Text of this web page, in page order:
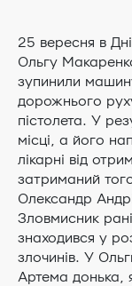
25 вересня в
Ольгу
зупинили
дорожнього
пістолета. У
місці, а його
лікарні від
затриманий
Олександр
Зловмисник
знаходився у
злочинів. У
Артема донька,